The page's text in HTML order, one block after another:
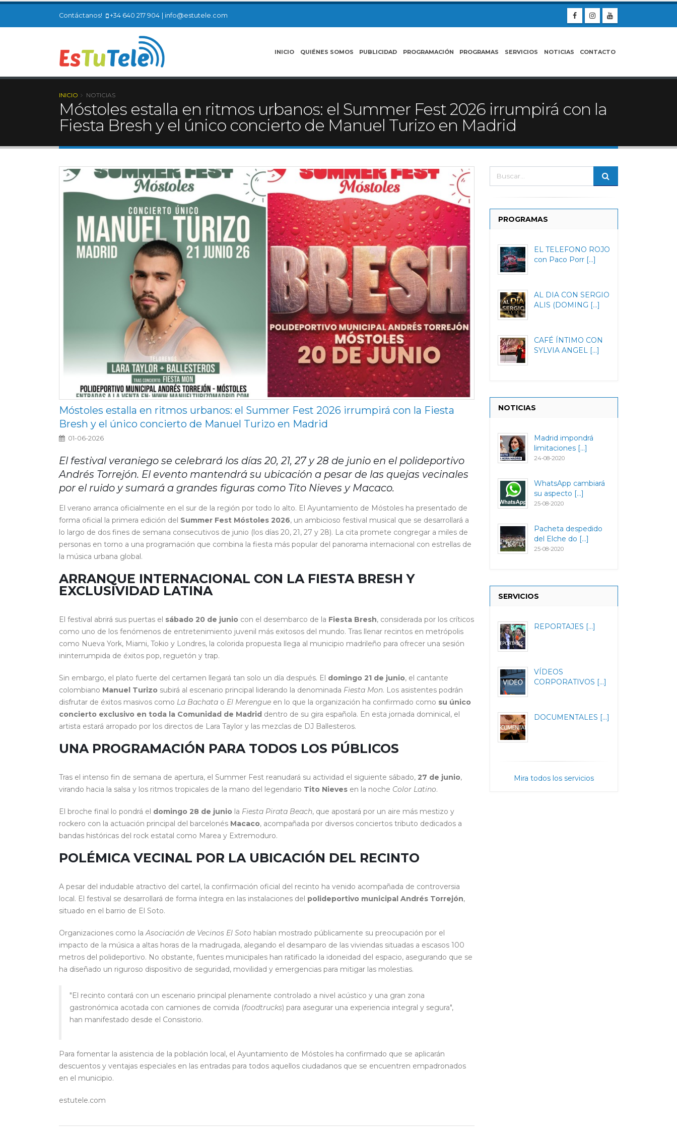
Contáctanos! +34 640 217 904 info@estutele.com
INICIO QUIÉNES SOMOS PUBLICIDAD PROGRAMACIÓN PROGRAMAS SERVICIOS NOTICIAS CONTACTO
INICIO NOTICIAS
Móstoles estalla en ritmos urbanos: el Summer Fest 2026 irrumpirá con la
Fiesta Bresh y el único concierto de Manuel Turizo en Madrid
Móstoles estalla en ritmos urbanos: el Summer Fest 2026 irrumpirá con la Fiesta
Bresh y el único concierto de Manuel Turizo en Madrid
01-06-2026
El festival veraniego se celebrará los días 20, 21, 27 y 28 de junio en el polideportivo
Andrés Torrejón. El evento mantendrá su ubicación a pesar de las quejas vecinales
por el ruido y sumará a grandes figuras como Tito Nieves y Macaco.
El verano arranca oficialmente en el sur de la región por todo lo alto. El Ayuntamiento de Móstoles ha presentado de
forma oficial la primera edición del Summer Fest Móstoles 2026, un ambicioso festival musical que se desarrollará a
lo largo de dos fines de semana consecutivos de junio (los días 20, 21, 27 y 28). La cita promete congregar a miles de
personas en torno a una programación que combina la fiesta más popular del panorama internacional con estrellas de
la música urbana global.
ARRANQUE INTERNACIONAL CON LA FIESTA BRESH Y
EXCLUSIVIDAD LATINA
El festival abrirá sus puertas el sábado 20 de junio con el desembarco de la Fiesta Bresh, considerada por los críticos
como uno de los fenómenos de entretenimiento juvenil más exitosos del mundo. Tras llenar recintos en metrópolis
como Nueva York, Miami, Tokio y Londres, la colorida propuesta llega al municipio madrileño para ofrecer una sesión
ininterrumpida de éxitos pop, reguetón y trap.
Sin embargo, el plato fuerte del certamen llegará tan solo un día después. El domingo 21 de junio, el cantante
colombiano Manuel Turizo subirá al escenario principal liderando la denominada Fiesta Mon. Los asistentes podrán
disfrutar de éxitos masivos como La Bachata o El Merengue en lo que la organización ha confirmado como su único
concierto exclusivo en toda la Comunidad de Madrid dentro de su gira española. En esta jornada dominical, el
artista estará arropado por los directos de Lara Taylor y las mezclas de DJ Ballesteros.
UNA PROGRAMACIÓN PARA TODOS LOS PÚBLICOS
Tras el intenso fin de semana de apertura, el Summer Fest reanudará su actividad el siguiente sábado, 27 de junio,
virando hacia la salsa y los ritmos tropicales de la mano del legendario Tito Nieves en la noche Color Latino.
El broche final lo pondrá el domingo 28 de junio la Fiesta Pirata Beach, que apostará por un aire más mestizo y
rockero con la actuación principal del barcelonés Macaco, acompañada por diversos conciertos tributo dedicados a
bandas históricas del rock estatal como Marea y Extremoduro.
POLÉMICA VECINAL POR LA UBICACIÓN DEL RECINTO
A pesar del indudable atractivo del cartel, la confirmación oficial del recinto ha venido acompañada de controversia
local. El festival se desarrollará de forma íntegra en las instalaciones del polideportivo municipal Andrés Torrejón,
situado en el barrio de El Soto.
Organizaciones como laAsociación de Vecinos El Soto habían mostrado públicamente su preocupación por el
impacto de la música a altas horas de la madrugada, alegando el desamparo de las viviendas situadas a escasos 100
metros del polideportivo. No obstante, fuentes municipales han ratificado la idoneidad del espacio, asegurando que se
ha diseñado un riguroso dispositivo de seguridad, movilidad y emergencias para mitigar las molestias.
"El recinto contará con un escenario principal plenamente controlado a nivel acústico y una gran zona
gastronómica acotada con camiones de comida (foodtrucks) para asegurar una experiencia integral y segura",
han manifestado desde el Consistorio.
Para fomentar la asistencia de la población local, el Ayuntamiento de Móstoles ha confirmado que se aplicarán
descuentos y ventajas especiales en las entradas para todos aquellos ciudadanos que se encuentren empadronados
en el municipio.
estutele.com
PROGRAMAS
EL TELEFONO ROJO
con Paco Porr [...]
AL DIA CON SERGIO
ALIS (DOMING [...]
CAFÉ ÍNTIMO CON
SYLVIA ANGEL [...]
NOTICIAS
Madrid impondrá
limitaciones [...]
24-08-2020
WhatsApp cambiará
su aspecto [...]
25-08-2020
Pacheta despedido
del Elche do [...]
25-08-2020
SERVICIOS
REPORTAJES [...]
VÍDEOS
CORPORATIVOS [...]
DOCUMENTALES [...]
Mira todos los servicios